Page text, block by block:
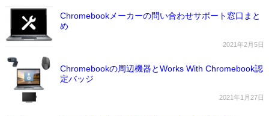
Chromebookメーカーの問い合わせサポート窓口まと
め
2021年2月5日
Chromebookの周辺機器とWorks With Chromebook認
定バッジ
2021年1月27日